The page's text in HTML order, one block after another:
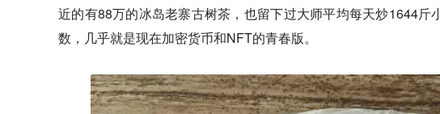
近的有88万的冰岛老寨古树茶，也留下过大师平均每天炒1644斤
数，几乎就是现在加密货币和NFT的青春版。